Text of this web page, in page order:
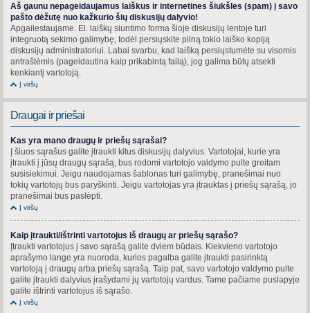
Aš gaunu nepageidaujamus laiškus ir internetines šiukšles (spam) į savo
pašto dėžutę nuo kažkurio šių diskusijų dalyvio!
Apgailestaujame. El. laiškų siuntimo forma šioje diskusijų lentoje turi
integruotą sekimo galimybę, todėl persiųskite pilną tokio laiško kopiją
diskusijų administratoriui. Labai svarbu, kad laišką persiųstumėte su visomis
antraštėmis (pageidautina kaip prikabintą failą), jog galima būtų atsekti
kenkiantį vartotoją.
Į viršų
Draugai ir priešai
Kas yra mano draugų ir priešų sąrašai?
Į šiuos sąrašus galite įtraukti kitus diskusijų dalyvius. Vartotojai, kurie yra
įtraukti į jūsų draugų sąrašą, bus rodomi vartotojo valdymo pulte greitam
susisiekimui. Jeigu naudojamas šablonas turi galimybę, pranešimai nuo
tokių vartotojų bus paryškinti. Jeigu vartotojas yra įtrauktas į priešų sąrašą, jo
pranešimai bus paslėpti.
Į viršų
Kaip įtraukti/ištrinti vartotojus iš draugų ar priešų sąrašo?
Įtraukti vartotojus į savo sąrašą galite dviem būdais. Kiekvieno vartotojo
aprašymo lange yra nuoroda, kurios pagalba galite įtraukti pasirinktą
vartotoją į draugų arba priešų sąrašą. Taip pat, savo vartotojo valdymo pulte
galite įtraukti dalyvius įrašydami jų vartotojų vardus. Tame pačiame puslapyje
galite ištrinti vartotojus iš sąrašo.
Į viršų